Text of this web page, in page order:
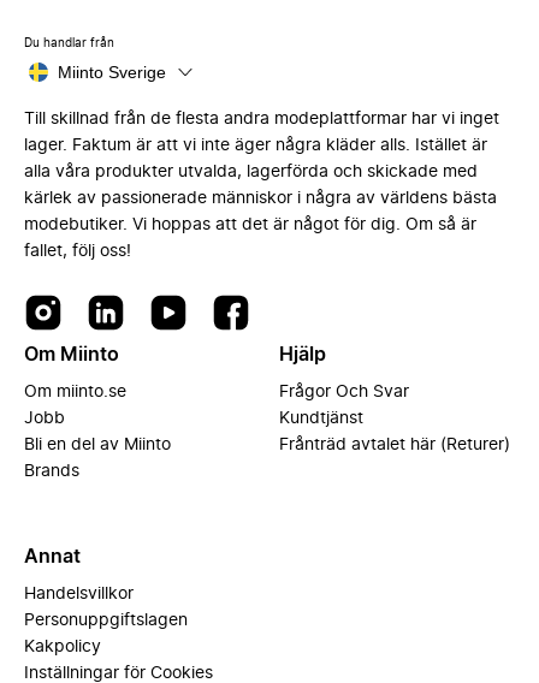
Du handlar från
Miinto Sverige
Till skillnad från de flesta andra modeplattformar har vi inget
lager. Faktum är att vi inte äger några kläder alls. Istället är
alla våra produkter utvalda, lagerförda och skickade med
kärlek av passionerade människor i några av världens bästa
modebutiker. Vi hoppas att det är något för dig. Om så är
fallet, följ oss!
Om Miinto
Om miinto.se
Jobb
Bli en del av Miinto
Brands
Hjälp
Frågor Och Svar
Kundtjänst
Frånträd avtalet här (Returer)
Annat
Handelsvillkor
Personuppgiftslagen
Kakpolicy
Inställningar för Cookies